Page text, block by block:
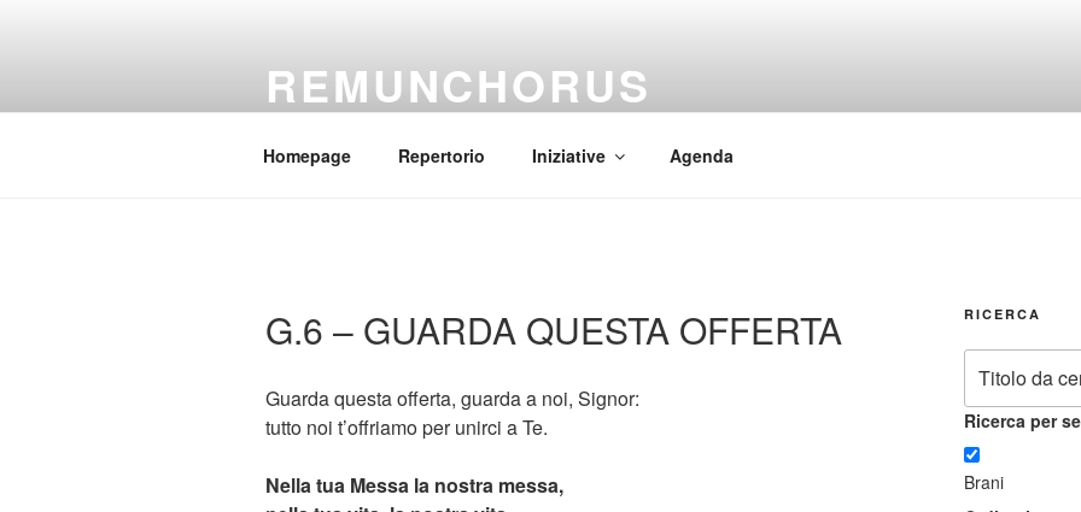
REMUNCHORUS
Homepage Repertorio Iniziative Agenda
G.6 – GUARDA QUESTA OFFERTA
Guarda questa offerta, guarda a noi, Signor:
tutto noi t’offriamo per unirci a Te.
Nella tua Messa la nostra messa,
RICERCA
Ricerca per
Brani